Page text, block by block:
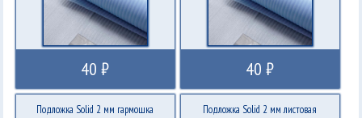
40 ₽ 40 ₽
Подложка Solid 2 мм гармошка Подложка Solid 2 мм листовая